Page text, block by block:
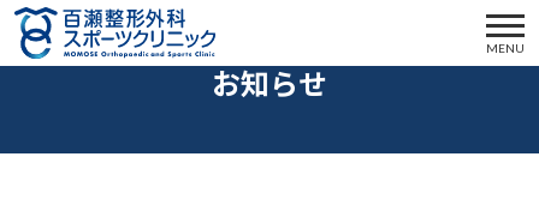
MENU
お知らせ